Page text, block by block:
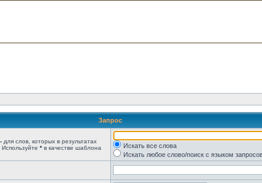
Запрос
- для слов, которых в результатах
* в качестве шаблона
Искать все слова
Искать любое слово/поиск с языком